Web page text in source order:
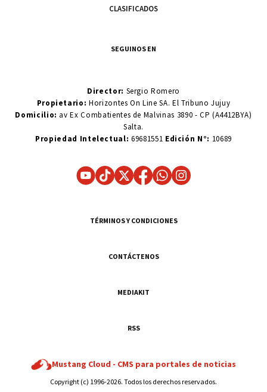
CLASIFICADOS
SEGUINOS EN
Director: Sergio Romero
Propietario:Horizontes On Line SA. El Tribuno Jujuy
Domicilio: av Ex Combatientes de Malvinas 3890 - CP (A4412BYA)
Salta.
Propiedad Intelectual: 69681551 Edición N°: 10689
TÉRMINOS Y CONDICIONES
CONTÁCTENOS
MEDIAKIT
RSS
Mustang Cloud - CMS para portales de noticias
Copyright (c) 1996-2026. Todos los derechos reservados.